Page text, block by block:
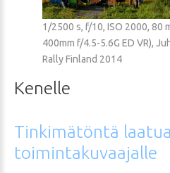
1/2500 s, f/10, ISO 2000, 80
400mm f/4.5-5.6G ED VR),
Rally Finland 2014
Kenelle
Tinkimätöntä laatua
toimintakuvaajalle